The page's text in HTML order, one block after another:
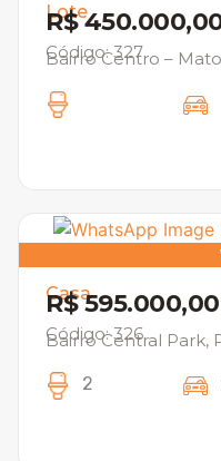
Lote
R$
Código: 327
Bairro Centro –
Casa
R$ 595.000,00
Código: 326
Bairro Central Park,
2